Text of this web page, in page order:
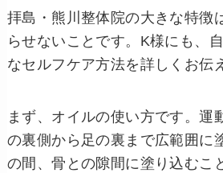
拝島・熊川整体院の大きな特徴
らせないことです。K様にも、
なセルフケア方法を詳しくお伝
まず、オイルの使い方です。運
の裏側から足の裏まで広範囲に
の間、骨との隙間に塗り込むこ